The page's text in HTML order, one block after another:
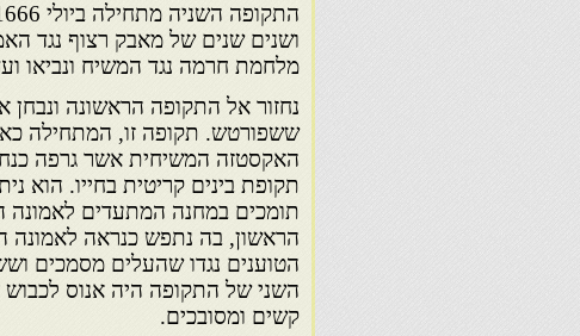
ושנים שנים של מאבק רצוף נגד
מלחמת חרמה נגד המשיח ונביאו
נחזור אל התקופה הראשונה ונבחן
האקסטזה המשיחית אשר גרפה
תקופת בינים קריטית בחייו. הוא
תומכים במחנה המתעדים
הראשון, בה נתפש כנראה לאמונה
הטוענים נגדו שהעלים מסמכים
השני של התקופה היה אנוס לכבוש
קשים ומסובכים.